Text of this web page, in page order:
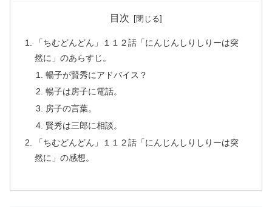
目次
「ちむどんどん」１１２話「にんじんしりしりーは突
然に」のあらすじ。
暢子が賢秀にアドバイス？
暢子は房子に電話。
房子の言葉。
賢秀は三郎に相談。
「ちむどんどん」１１２話「にんじんしりしりーは突
然に」の感想。